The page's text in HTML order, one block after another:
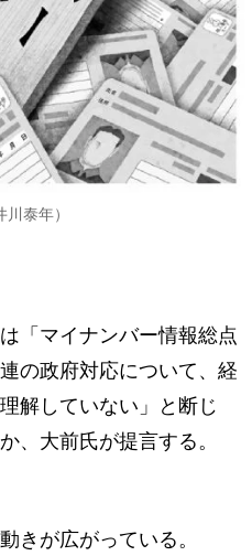
泰年）
「マイナンバー情報総点
の政府対応について、経
解していない」と断じ
、大前氏が提言する。
きが広がっている。